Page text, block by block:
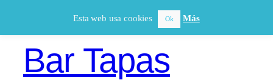
Bar Tapas
Esta web usa cookies Ok Más